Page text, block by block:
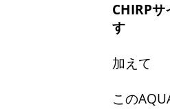
CHIRP
す
加えて
この